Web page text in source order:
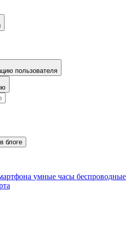
пользователя
блоге
умные часы беспроводные